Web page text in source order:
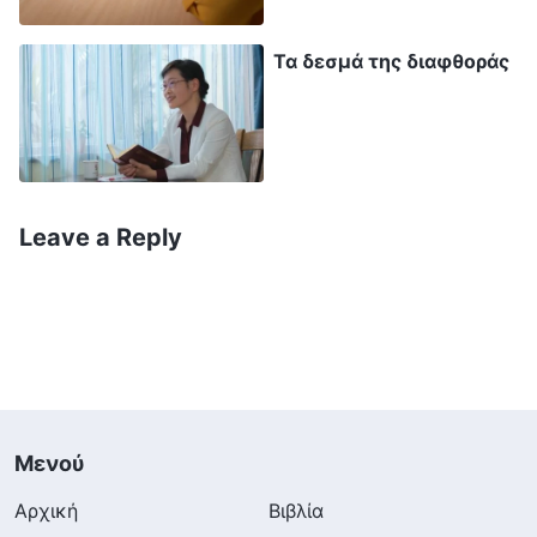
μπορούσα να ηρεμήσω. Έπειτα, συλλογίστηκα
όλα όσα με είχαν φέρει σε αυτήν την
κατάσταση, και κατάλαβα ότι δεν το
αντιμετώπισα έντιμα ούτε αποδεχόμουν το
κλάδεμα και την αντιμετώπιση. Ήταν σαφές ότι
δείξει αμέλεια, κι όμως συνέχιζα τα κόλπα και
αμελήσει το καθήκον μου και δεν έκανα
ένιωθα πολύ άβολα. Αν και έτρωγα και έπινα
Τα δεσμά της διαφθοράς
Leave a Reply
Μενού
Αρχική
Βιβλία